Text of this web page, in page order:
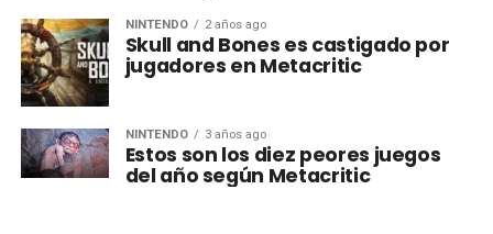
NINTENDO 2 años ago
Skull and Bones es castigado por
jugadores en Metacritic
NINTENDO 3 años ago
Estos son los diez peores juegos
del año según Metacritic